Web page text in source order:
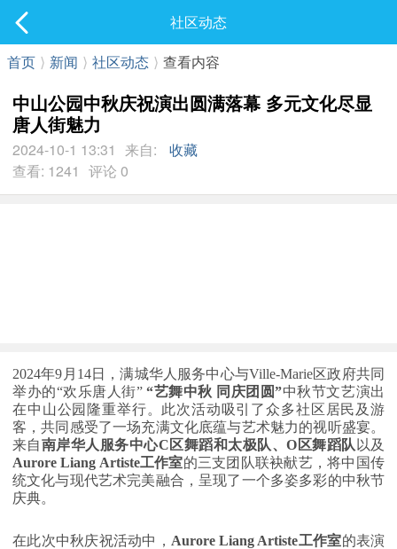
最新发表
社区动态
首页 ⟩ 新闻 ⟩ 社区动态 ⟩ 查看内容
中山公园中秋庆祝演出圆满落幕 多元文化尽显
唐人街魅力
2024-10-1 13:31 来自:
收藏
查看: 1241 评论 0
2024年9月14日，满城华人服务中心与Ville-Marie区政府共同
举办的“欢乐唐人街” “艺舞中秋 同庆团圆”中秋节文艺演出
在中山公园隆重举行。此次活动吸引了众多社区居民及游
客，共同感受了一场充满文化底蕴与艺术魅力的视听盛宴。
来自南岸华人服务中心C区舞蹈和太极队、O区舞蹈队 以及
Aurore Liang Artiste工作室的三支团队联袂献艺，将中国传
统文化与现代艺术完美融合，呈现了一个多姿多彩的中秋节
庆典。
在此次中秋庆祝活动中， Aurore Liang Artiste工作室的表演